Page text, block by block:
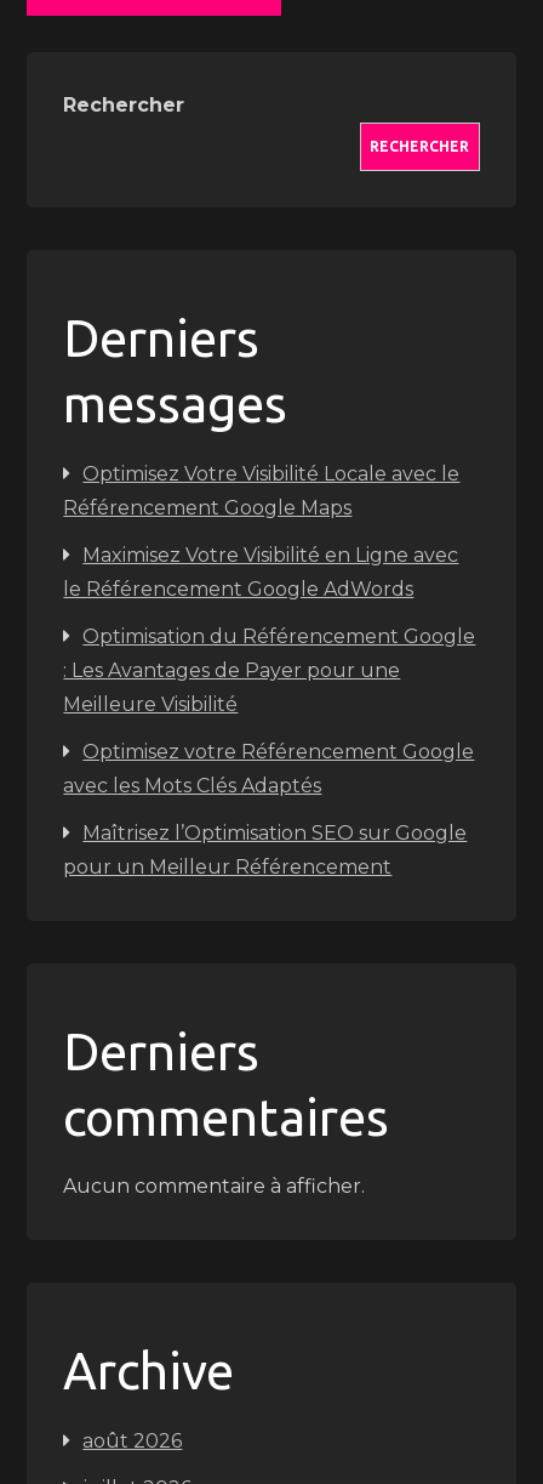
Rechercher
RECHERCHER
Derniers
messages
Optimisez Votre Visibilité Locale avec le
Référencement Google Maps
Maximisez Votre Visibilité en Ligne avec
le Référencement Google AdWords
Optimisation du Référencement Google
: Les Avantages de Payer pour une
Meilleure Visibilité
Optimisez votre Référencement Google
avec les Mots Clés Adaptés
Maîtrisez l’Optimisation SEO sur Google
pour un Meilleur Référencement
Derniers
commentaires
Aucun commentaire à afficher.
Archive
août 2026